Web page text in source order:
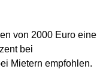
von 2000 Euro eine
bei
Mietern empfohlen.